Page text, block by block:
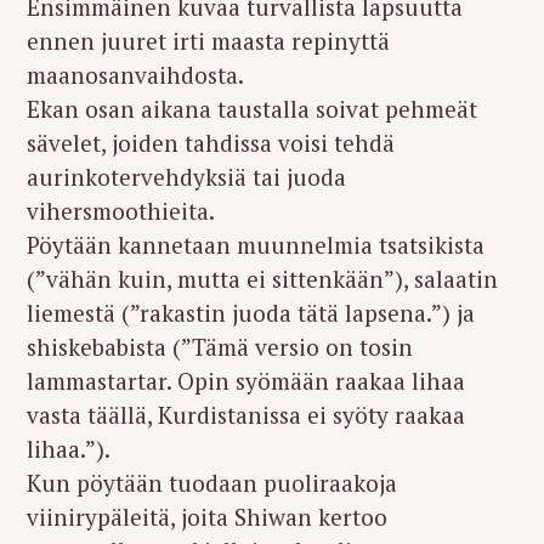
Ensimmäinen kuvaa turvallista lapsuutta
ennen juuret irti maasta repinyttä
maanosanvaihdosta.
Ekan osan aikana taustalla soivat pehmeät
sävelet, joiden tahdissa voisi tehdä
aurinkotervehdyksiä tai juoda
vihersmoothieita.
Pöytään kannetaan muunnelmia tsatsikista
(”vähän kuin, mutta ei sittenkään”), salaatin
liemestä (”rakastin juoda tätä lapsena.”) ja
shiskebabista (”Tämä versio on tosin
lammastartar. Opin syömään raakaa lihaa
vasta täällä, Kurdistanissa ei syöty raakaa
lihaa.”).
Kun pöytään tuodaan puoliraakoja
viinirypäleitä, joita Shiwan kertoo